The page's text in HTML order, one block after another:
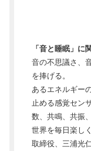
「音と睡眠」に
音の不思議さ、
を捧げる。
あるエネルギー
止める感覚セン
数、共鳴、共振
世界を毎日楽し
取締役、三浦光